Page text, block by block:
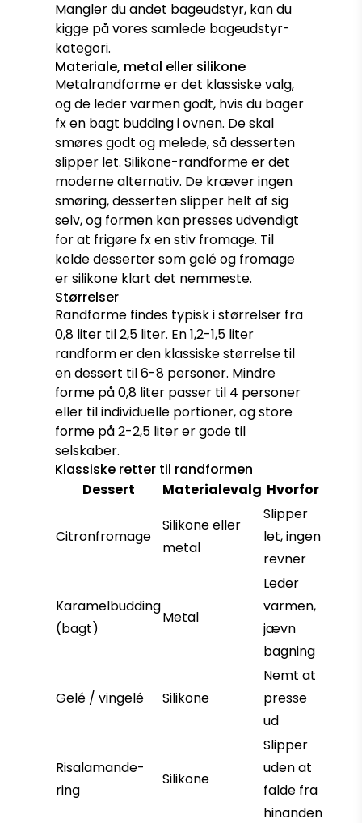
Mangler du andet bageudstyr, kan du
kigge på vores samlede bageudstyr-
kategori.
Materiale, metal eller silikone
Metalrandforme er det klassiske valg,
og de leder varmen godt, hvis du bager
fx en bagt budding i ovnen. De skal
smøres godt og melede, så desserten
slipper let. Silikone-randforme er det
moderne alternativ. De kræver ingen
smøring, desserten slipper helt af sig
selv, og formen kan presses udvendigt
for at frigøre fx en stiv fromage. Til
kolde desserter som gelé og fromage
er silikone klart det nemmeste.
Størrelser
Randforme findes typisk i størrelser fra
0,8 liter til 2,5 liter. En 1,2-1,5 liter
randform er den klassiske størrelse til
en dessert til 6-8 personer. Mindre
forme på 0,8 liter passer til 4 personer
eller til individuelle portioner, og store
forme på 2-2,5 liter er gode til
selskaber.
Klassiske retter til randformen
Dessert
Materialevalg Hvorfor
Citronfromage
Silikone eller
metal
Slipper
let, ingen
revner
Karamelbudding
(bagt)
Metal
Leder
varmen,
jævn
bagning
Gelé / vingelé Silikone
Nemt at
presse
ud
Risalamande-
ring
Silikone
Slipper
uden at
falde fra
hinanden